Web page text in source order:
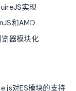
实现
和AMD
器模块化
对ES模块的支持